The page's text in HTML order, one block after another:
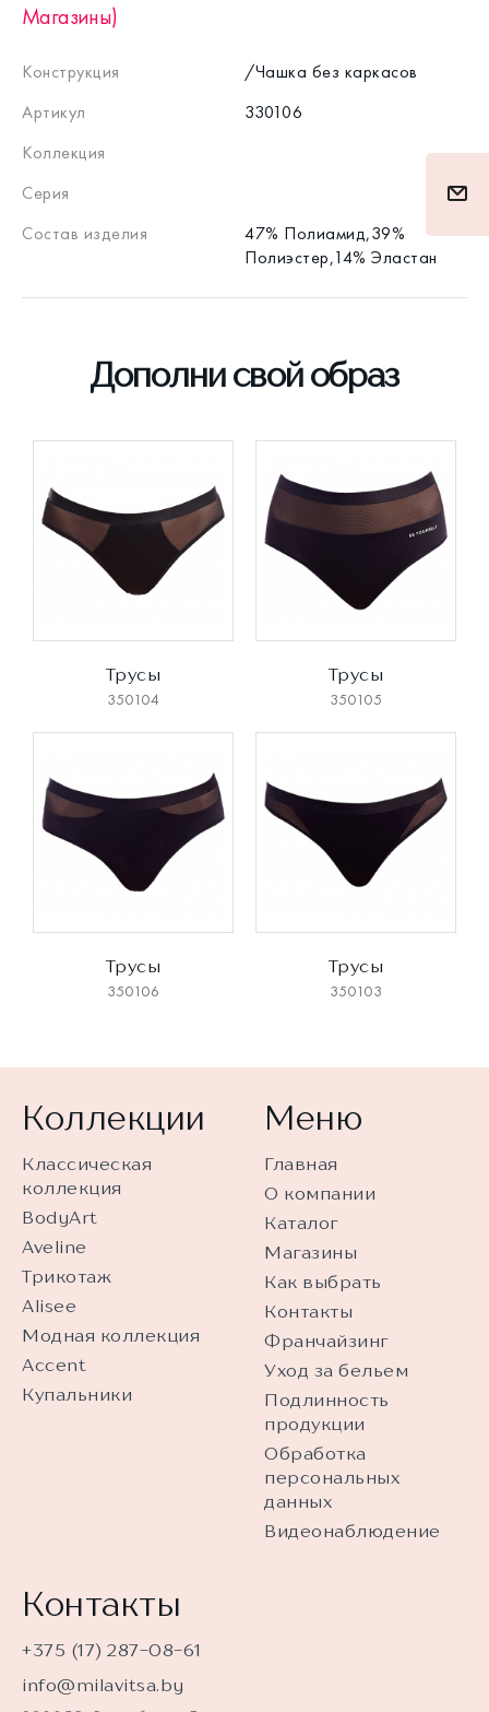
Магазины)
Конструкция
/Чашка без каркасов
Артикул
330106
Коллекция
Серия
Состав изделия
47% Полиамид,39%
Полиэстер,14% Эластан
Дополни свой образ
Трусы
350104
Трусы
350105
Трусы
350106
Трусы
350103
Коллекции
Классическая
коллекция
BodyArt
Aveline
Трикотаж
Alisee
Модная коллекция
Accent
Купальники
Меню
Главная
О компании
Каталог
Магазины
Как выбрать
Контакты
Франчайзинг
Уход за бельем
Подлинность
продукции
Обработка
персональных
данных
Видеонаблюдение
Контакты
+375 (17) 287-08-61
info@milavitsa.by